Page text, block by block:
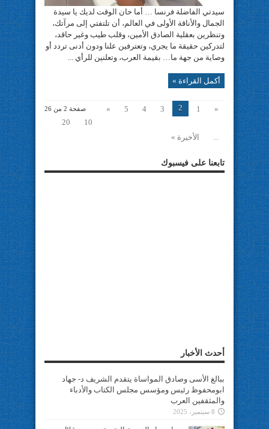
سيدتي الفاضلة فرنسا … أما حان الوقت لديك يا سيدة
الجمال والأناقة الأولى في العالم، أن تلتفتي إلى مرآتك،
وتنظرين بعقلية الصادق الأمين، وقلب طيب وغير حاقد،
لتدركين حقيقة ما يجري، وتعترفين علنا ودون أدنى تردد أو
وصاية من جهة ما… بقيمة العرب، وتعلنين للرأي ...
أكمل القراءة »
صفحة 2 من 26 «
1
2
3
4
5
»
10
20
...
الأخيرة »
تابعنا على فيسبوك
أحدث الأخبار
ببالغ الأسى وصادق المواساة يتقدم الشريف د- جهاد
ابومحفوظ رئيس ومؤسس مجلس الكتاب والأدباء
والمثقفين العرب
8 سبتمبر، 2025